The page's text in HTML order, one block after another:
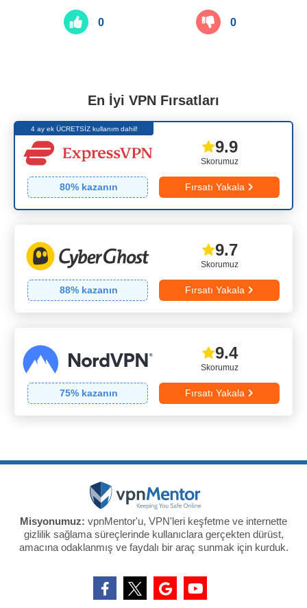
0 0
En İyi VPN Fırsatları
4 ay ek ÜCRETSİZ kullanım dahil!
Skorumuz
9.9
80% kazanın Fırsatı Yakala
Skorumuz
9.7
88% kazanın Fırsatı Yakala
Skorumuz
9.4
75% kazanın Fırsatı Yakala
Misyonumuz: vpnMentor'u, VPN'leri keşfetme ve internette
gizlilik sağlama süreçlerinde kullanıclara gerçekten dürüst,
amacına odaklanmış ve faydalı bir araç sunmak için kurduk.